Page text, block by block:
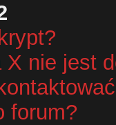
nie jest
forum?